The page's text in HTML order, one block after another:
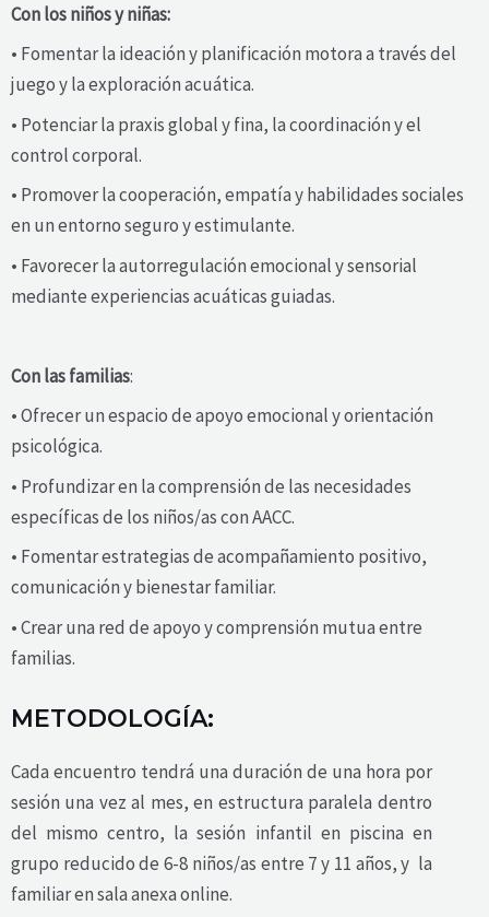
Con los niños y niñas:
• Fomentar la ideación y planificación motora a través del
juego y la exploración acuática.
• Potenciar la praxis global y fina, la coordinación y el
control corporal.
• Promover la cooperación, empatía y habilidades sociales
en un entorno seguro y estimulante.
• Favorecer la autorregulación emocional y sensorial
mediante experiencias acuáticas guiadas.
Con las familias:
• Ofrecer un espacio de apoyo emocional y orientación
psicológica.
• Profundizar en la comprensión de las necesidades
específicas de los niños/as con AACC.
• Fomentar estrategias de acompañamiento positivo,
comunicación y bienestar familiar.
• Crear una red de apoyo y comprensión mutua entre
familias.
METODOLOGÍA:
Cada encuentro tendrá una duración de una hora por
sesión una vez al mes, en estructura paralela dentro
del mismo centro, la sesión infantil en piscina en
grupo reducido de 6-8 niños/as entre 7 y 11 años, y la
familiar en sala anexa online.